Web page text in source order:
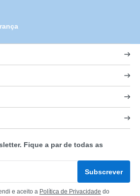
Fique a par de todas as
Subscrever
e aceito a Política de Privacidade do